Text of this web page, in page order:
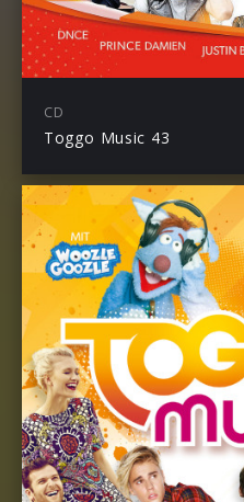
CD
Toggo Music 43